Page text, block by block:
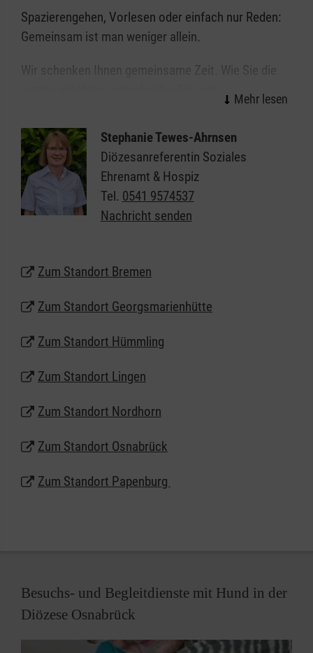
Spazierengehen, Vorlesen oder einfach nur Reden:
Gemeinsam ist man weniger allein.
Wir schenken Ihnen gemeinsame Zeit. Wie Sie die
nutzen möchten, entscheiden Sie gemeinsam mit
Ihrer Begleiterin oder Ihrem Begleiter. Eine gute
Unterhaltung, gemeinsam ein Buch oder die Zeitung
lesen sind genauso möglich wie beispielsweise
ein Spaziergang ins Grüne
ein Besuch im Stadtcafé
Begleitung und Hilfestellung im Alltag oder
Wir bieten Besuchs- und Begleitdienste in folgenden
Lingen, Nordhorn, Osnabrück und Papenburg.
Zum Video der Besuchs- und Begleitdienste der
Malteser
Stephanie Tewes-Ahrnsen
Diözesanreferentin Soziales
Ehrenamt & Hospiz
Tel. 0541 9574537
Nachricht senden
Zum Standort Bremen
Zum Standort Georgsmarienhütte
Zum Standort Hümmling
Zum Standort Lingen
Zum Standort Nordhorn
Zum Standort Osnabrück
Zum Standort Papenburg
Besuchs- und Begleitdienste mit Hund in der
Diözese Osnabrück